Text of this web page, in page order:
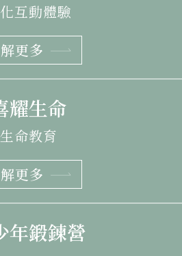
互動體驗
更多
耀生命
生命教育
更多
年鍛鍊營